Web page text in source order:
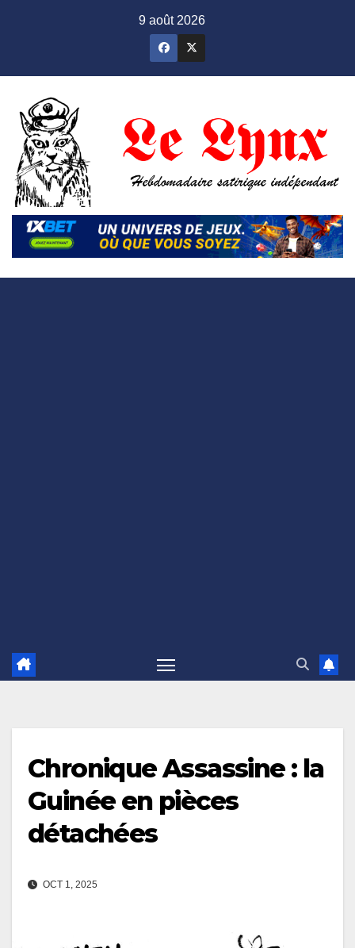
9 août 2026
Chronique Assassine : la
Guinée en pièces
détachées
OCT 1, 2025